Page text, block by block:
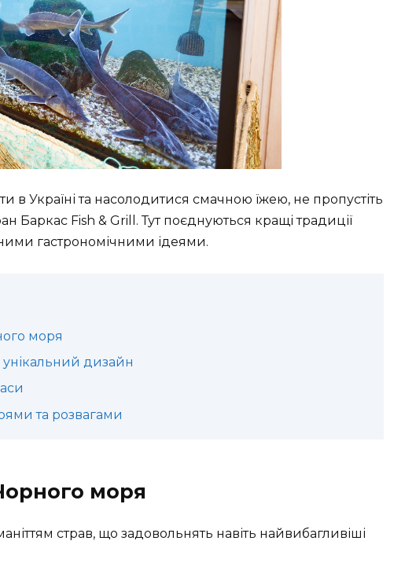
в Україні та насолодитися смачною їжею, не пропустіть
Баркас Fish & Grill. Тут поєднуються кращі традиції
гастрономічними ідеями.
моря
унікальний дизайн
та розвагами
моря
страв, що задовольнять навіть найвибагливіші